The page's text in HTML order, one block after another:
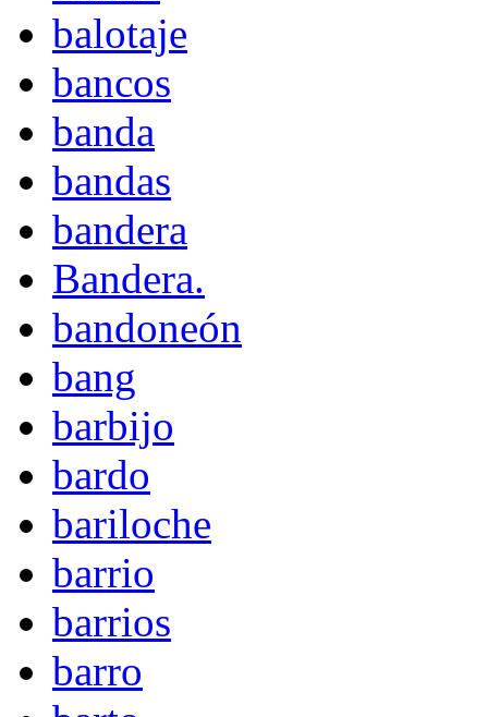
balotaje
bancos
banda
bandas
bandera
Bandera.
bandoneón
bang
barbijo
bardo
bariloche
barrio
barrios
barro